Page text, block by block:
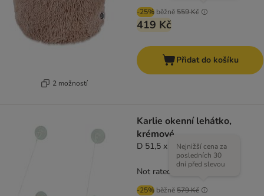
2 možností
-25% běžně559 Kč
419 Kč
Přidat do košíku
Karlie okenní lehátko,
krémové
D 51,5 x Š 31 x V 2,5 cm
-25% běžně579 Kč
Nejnižší cena za
posledních 30
dní před slevou
Not rated